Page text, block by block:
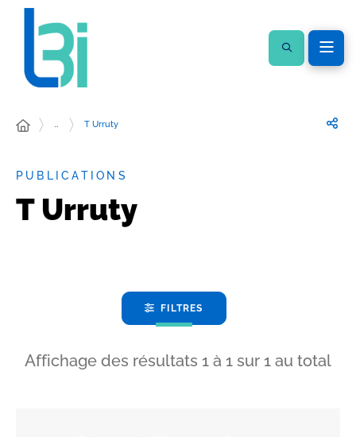
… T Urruty
PUBLICATIONS
T Urruty
FILTRES
Affichage des résultats 1 à 1 sur 1 au total